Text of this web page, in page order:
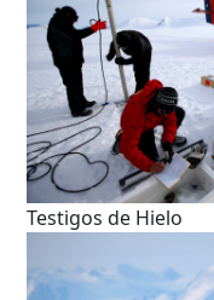
Testigos de Hielo